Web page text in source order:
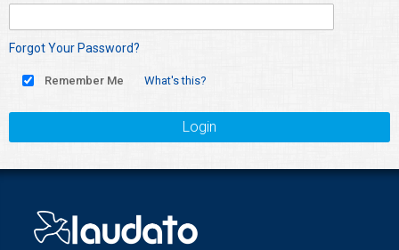
Forgot Your Password?
Remember Me What's this?
Login